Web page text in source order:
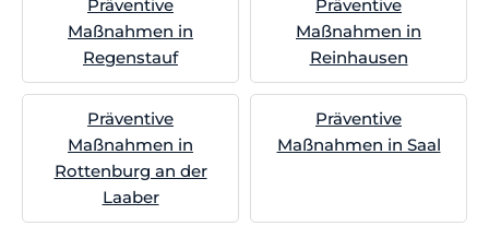
Präventive
Maßnahmen in
Regenstauf
Präventive
Maßnahmen in
Reinhausen
Präventive
Maßnahmen in
Rottenburg an der
Laaber
Präventive
Maßnahmen in Saal